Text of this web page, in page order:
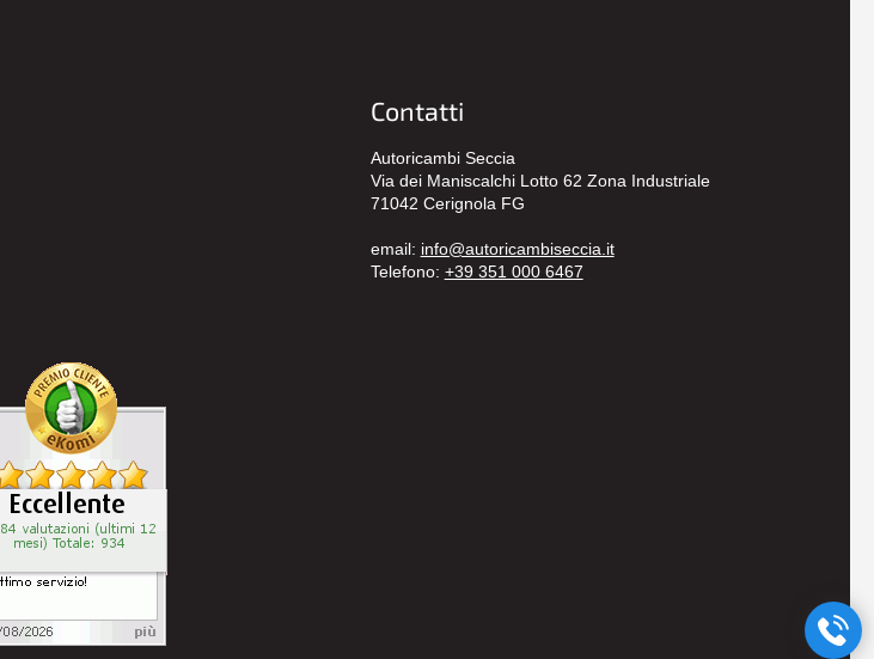
Contatti
Autoricambi Seccia
Via dei Maniscalchi Lotto 62 Zona Industriale
71042 Cerignola FG
email: info@autoricambiseccia.it
Telefono: +39 351 000 6467